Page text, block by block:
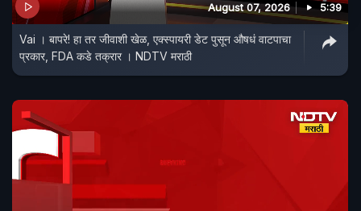
August 07, 2026 5:39
Vai । बापरे! हा तर जीवाशी खेळ, एक्स्पायरी डेट पुसून औषधं वाटपाचा
प्रकार, FDA कडे तक्रार । NDTV मराठी